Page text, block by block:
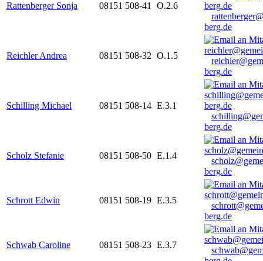
Rattenberger Sonja 08151 508-41
O.2.6
berg.de
Reichler Andrea 08151 508-32 O.1.5
berg.de
Schilling Michael 08151 508-14 E.3.1
berg.de
Scholz Stefanie 08151 508-50 E.1.4
berg.de
Schrott Edwin 08151 508-19 E.3.5
berg.de
Schwab Caroline 08151 508-23 E.3.7